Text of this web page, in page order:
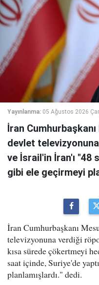
Yayınlanma: 05 Ağustos 2026
İran
devlet
ve İsrail'in İran'ı "48
gibi ele geçirmeyi
İran Cumhurbaşkanı
televizyonuna verdiği
kısa sürede çökertmeyi
saat içinde, Suriye'de
planlamışlardı." dedi.